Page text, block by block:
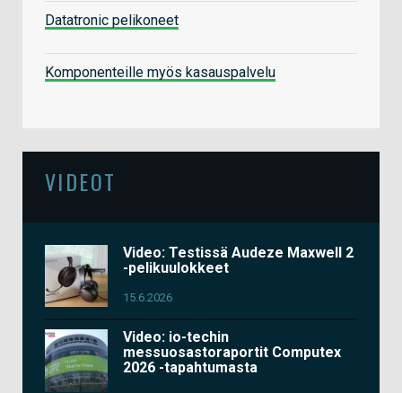
Datatronic pelikoneet
Komponenteille myös kasauspalvelu
VIDEOT
Video: Testissä Audeze Maxwell 2
-pelikuulokkeet
15.6.2026
Video: io-techin
messuosastoraportit Computex
2026 -tapahtumasta